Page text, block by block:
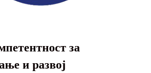
за
и развој